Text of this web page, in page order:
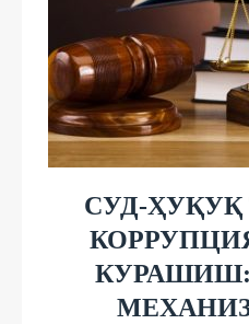
СУД-